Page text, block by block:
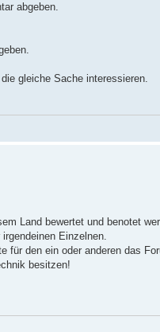
abgeben.
gleiche Sache interessieren.
Land bewertet und benotet
Einzelnen.
den ein oder anderen das
besitzen!